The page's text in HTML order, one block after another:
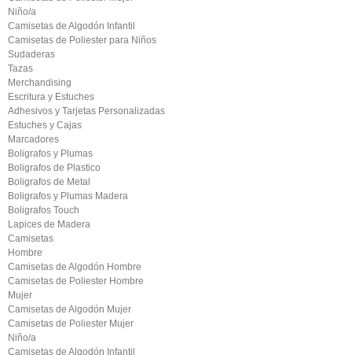
Niño/a
Camisetas de Algodón Infantil
Camisetas de Poliester para Niños
Sudaderas
Tazas
Merchandising
Escritura y Estuches
Adhesivos y Tarjetas Personalizadas
Estuches y Cajas
Marcadores
Boligrafos y Plumas
Boligrafos de Plastico
Boligrafos de Metal
Boligrafos y Plumas Madera
Boligrafos Touch
Lapices de Madera
Camisetas
Hombre
Camisetas de Algodón Hombre
Camisetas de Poliester Hombre
Mujer
Camisetas de Algodón Mujer
Camisetas de Poliester Mujer
Niño/a
Camisetas de Algodón Infantil